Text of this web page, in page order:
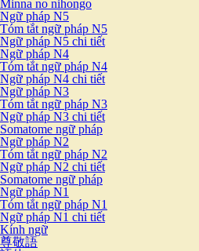
Minna no nihongo
Ngữ pháp N5
Tóm tắt ngữ pháp N5
Ngữ pháp N5 chi tiết
Ngữ pháp N4
Tóm tắt ngữ pháp N4
Ngữ pháp N4 chi tiết
Ngữ pháp N3
Tóm tắt ngữ pháp N3
Ngữ pháp N3 chi tiết
Somatome ngữ pháp
Ngữ pháp N2
Tóm tắt ngữ pháp N2
Ngữ pháp N2 chi tiết
Somatome ngữ pháp
Ngữ pháp N1
Tóm tắt ngữ pháp N1
Ngữ pháp N1 chi tiết
Kính ngữ
尊敬語